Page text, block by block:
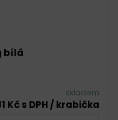
bílá
skladem
Kč s DPH / krabička